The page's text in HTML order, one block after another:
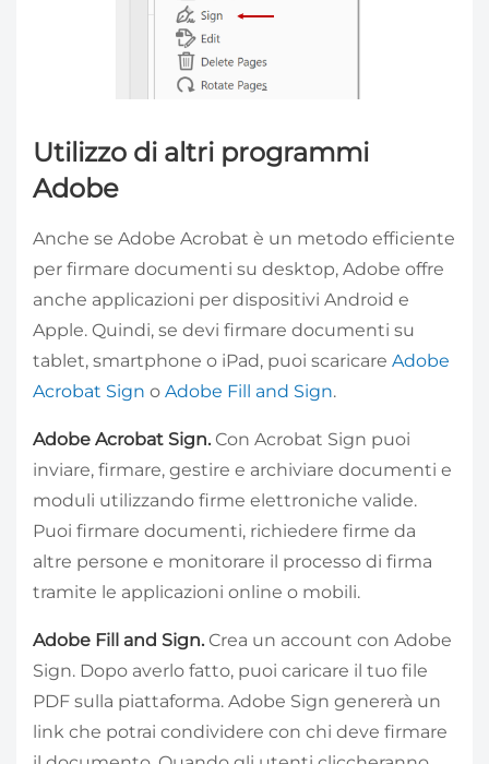
Utilizzo di altri programmi
Adobe
Anche se Adobe Acrobat è un metodo efficiente
per firmare documenti su desktop, Adobe offre
anche applicazioni per dispositivi Android e
Apple. Quindi, se devi firmare documenti su
tablet, smartphone o iPad, puoi scaricare Adobe
Acrobat Sign o Adobe Fill and Sign.
Adobe Acrobat Sign. Con Acrobat Sign puoi
inviare, firmare, gestire e archiviare documenti e
moduli utilizzando firme elettroniche valide.
Puoi firmare documenti, richiedere firme da
altre persone e monitorare il processo di firma
tramite le applicazioni online o mobili.
Adobe Fill and Sign. Crea un account con Adobe
Sign. Dopo averlo fatto, puoi caricare il tuo file
PDF sulla piattaforma. Adobe Sign genererà un
link che potrai condividere con chi deve firmare